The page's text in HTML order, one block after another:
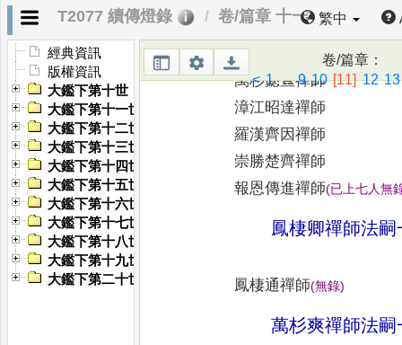
T2077 續傳燈錄 卷/篇章 十一 繁中
經典資訊
版權資訊
大鑑下第十世
大鑑下第十一世
大鑑下第十二世
大鑑下第十三世
大鑑下第十四世
大鑑下第十五世
大鑑下第十六世
大鑑下第十七世
大鑑下第十八世
大鑑下第十九世
大鑑下第二十世
卷/篇章 ：
< 1...9 10 [11] 12 13
何山曉禪師
興國慧禪師
萬杉懿宣禪師
漳江昭達禪師
羅漢齊因禪師
崇勝楚齊禪師
報恩傳進禪師(已上七人無
鳳棲卿禪師法嗣
鳳棲通禪師(無錄)
萬杉爽禪師法嗣